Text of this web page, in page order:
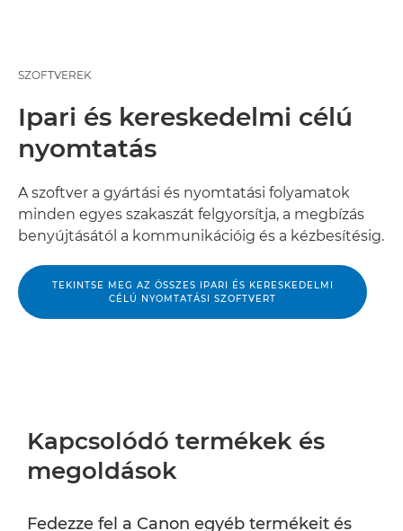
SZOFTVEREK
Ipari és kereskedelmi célú
nyomtatás
A szoftver a gyártási és nyomtatási folyamatok
minden egyes szakaszát felgyorsítja, a megbízás
benyújtásától a kommunikációig és a kézbesítésig.
TEKINTSE MEG AZ ÖSSZES IPARI ÉS KERESKEDELMI
CÉLÚ NYOMTATÁSI SZOFTVERT
Kapcsolódó termékek és
megoldások
Fedezze fel a Canon egyéb termékeit és